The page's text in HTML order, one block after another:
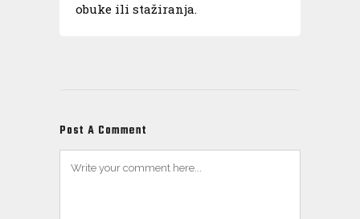
obuke ili stažiranja.
Post A Comment